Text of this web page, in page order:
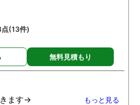
(13件)
無料見積もり
ます→ もっと見る